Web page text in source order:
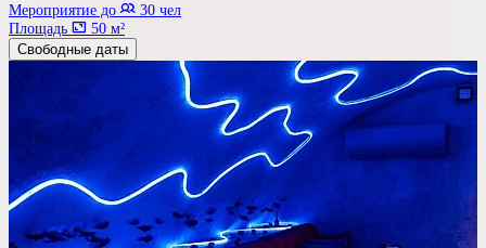
Мероприятие до
30 чел
Площадь
50 м²
Свободные даты